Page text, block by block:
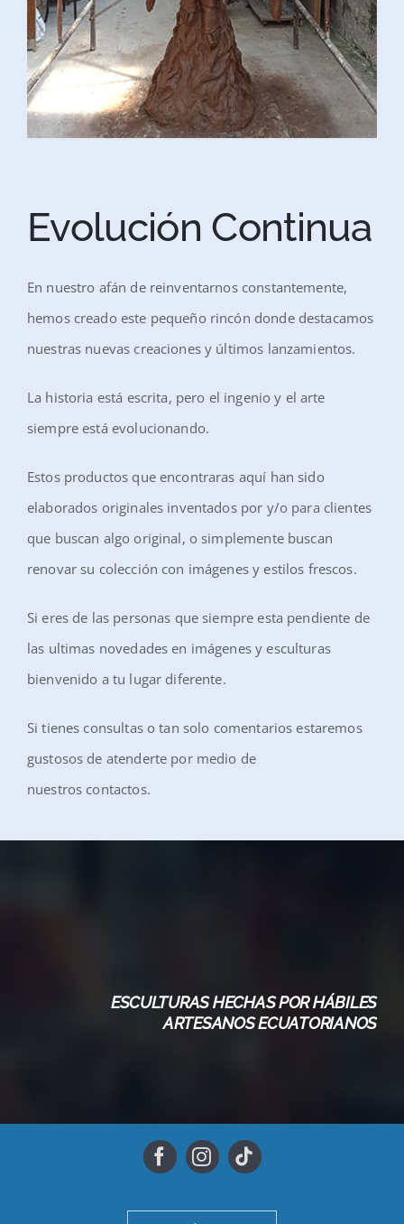
Evolución Continua
En nuestro afán de reinventarnos constantemente,
hemos creado este pequeño rincón donde destacamos
nuestras nuevas creaciones y últimos lanzamientos.
La historia está escrita, pero el ingenio y el arte
siempre está evolucionando.
Estos productos que encontraras aquí han sido
elaborados originales inventados por y/o para clientes
que buscan algo original, o simplemente buscan
renovar su colección con imágenes y estilos frescos.
Si eres de las personas que siempre esta pendiente de
las ultimas novedades en imágenes y esculturas
bienvenido a tu lugar diferente.
Si tienes consultas o tan solo comentarios estaremos
gustosos de atenderte por medio de
nuestros contactos.
ESCULTURAS HECHAS POR HÁBILES
ARTESANOS ECUATORIANOS